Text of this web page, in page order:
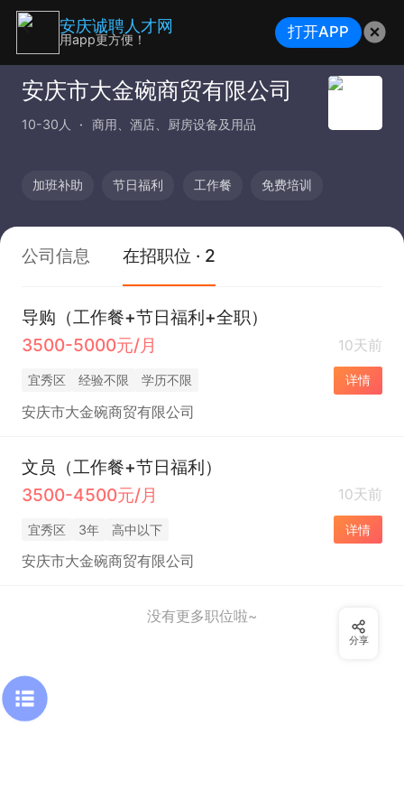
安庆市大金碗商贸有限公司
10-30人 商用、酒店、厨房设备及用品
加班补助 节日福利 工作餐 免费培训
公司信息 在招职位 · 2
导购（工作餐+节日福利+全职）
3500-5000元/月
10天前
宜秀区 经验不限 学历不限 详情
安庆市大金碗商贸有限公司
文员（工作餐+节日福利）
3500-4500元/月
10天前
宜秀区 3年 高中以下 详情
安庆市大金碗商贸有限公司
没有更多职位啦~
分享
安庆诚聘人才网
用app更方便！ 打开APP